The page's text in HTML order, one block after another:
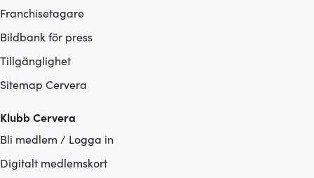
Franchisetagare
Bildbank för press
Tillgänglighet
Sitemap Cervera
Klubb Cervera
Bli medlem / Logga in
Digitalt medlemskort